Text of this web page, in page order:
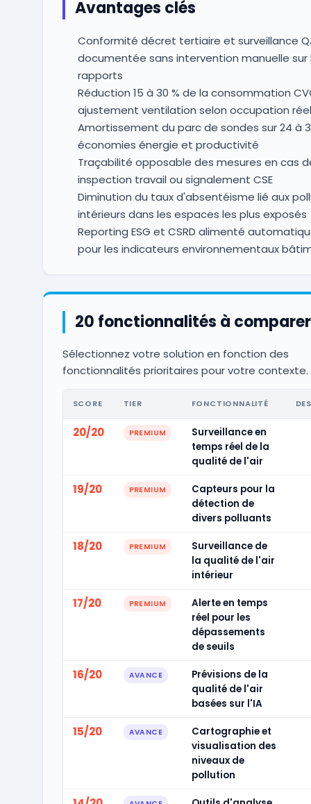
Avantages clés
Conformité décret tertiaire et surveillance
documentée sans intervention manuelle sur
rapports
Réduction 15 à 30 % de la consommation
ajustement ventilation selon occupation
Amortissement du parc de sondes sur 24 à
économies énergie et productivité
Traçabilité opposable des mesures en cas
inspection travail ou signalement CSE
Diminution du taux d'absentéisme lié aux
intérieurs dans les espaces les plus exposés
Reporting ESG et CSRD alimenté
pour les indicateurs environnementaux
20 fonctionnalités à comparer
Sélectionnez votre solution en fonction des
fonctionnalités prioritaires pour votre contexte.
SCORE TIER FONCTIONNALITÉ
20/20 PREMIUM
Surveillance en
temps réel de la
qualité de l'air
19/20 PREMIUM
Capteurs pour la
détection de
divers polluants
18/20 PREMIUM
Surveillance de
la qualité de l'air
intérieur
17/20 PREMIUM
Alerte en temps
réel pour les
dépassements
de seuils
16/20 AVANCE
Prévisions de la
qualité de l'air
basées sur l'IA
15/20 AVANCE
Cartographie et
visualisation des
niveaux de
pollution